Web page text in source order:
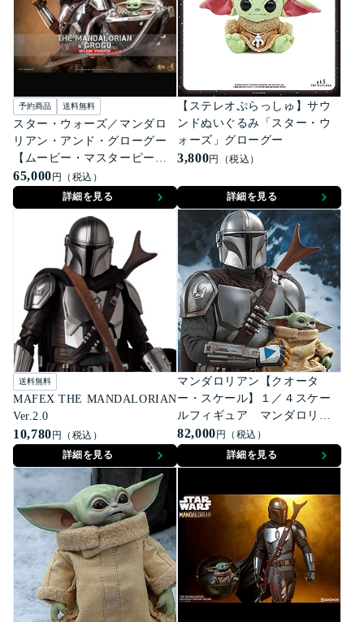
予約商品 送料無料
スター・ウォーズ／マンダロ
リアン・アンド・グローグー
【ムービー・マスターピー
ス】1/6スケールフィギュア
マンダロリアン＆グローグー
（デラックス版）
65,000円（税込）
詳細を見る
【ステレオぷらっしゅ】サウ
ンドぬいぐるみ「スター・ウ
ォーズ」グローグー
3,800円（税込）
詳細を見る
送料無料
MAFEX THE MANDALORIAN
Ver.2.0
10,780円（税込）
詳細を見る
マンダロリアン【クオータ
ー・スケール】１／４スケー
ルフィギュア マンダロリア
ン＆ザ・チャイルド（２体セ
ット）
82,000円（税込）
詳細を見る